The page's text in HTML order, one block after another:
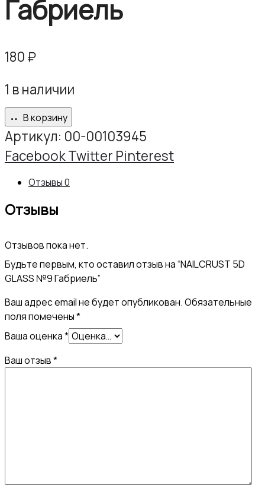
Габриель
180₽
1 в наличии
В корзину
Артикул: 00-00103945
Share
FacebookTwitter Pinterest
Отзывы0
Отзывы
Отзывов пока нет.
Будьте первым, кто оставил отзыв на “NAILCRUST 5D
GLASS №9 Габриель”
Ваш адрес email не будет опубликован.Обязательные
поля помечены*
Ваша оценка*
Ваш отзыв*